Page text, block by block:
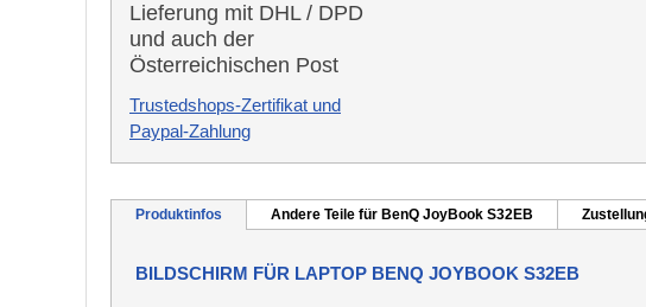
Lieferung mit DHL / DPD
und auch der
Österreichischen Post
Trustedshops-Zertifikat und
Paypal-Zahlung
Produktinfos Andere Teile für BenQ JoyBook S32EB
BILDSCHIRM FÜR LAPTOP BENQ JOYBOOK S32EB